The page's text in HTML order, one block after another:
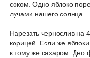
соком. Одно яблоко
лучами нашего солнца.
Нарезать чернослив на
корицей. Если же
к тому же сахаром. Дно